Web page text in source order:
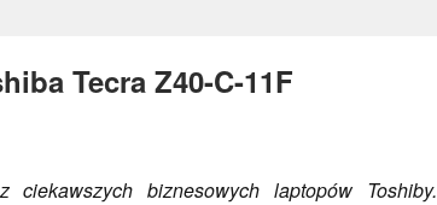
Tecra Z40-C-11F
biznesowych laptopów Toshiby.